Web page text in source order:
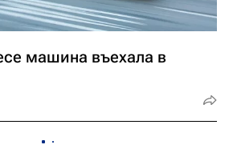
машина въехала в